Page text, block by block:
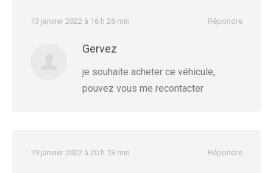
Répondre
13 janvier 2022 à 16 h 26 min
Gervez
je souhaite acheter ce véhicule,
pouvez vous me recontacter
Répondre
19 janvier 2022 à 20 h 13 min